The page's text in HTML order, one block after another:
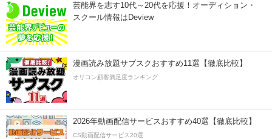
芸能界を志す10代～20代を応援！オーディション・
スクール情報はDeview
漫画読み放題サブスクおすすめ11選【徹底比較】
オリコン顧客満足度ランキング
2026年動画配信サービスおすすめ40選【徹底比較】
CS動画配信サービス20選